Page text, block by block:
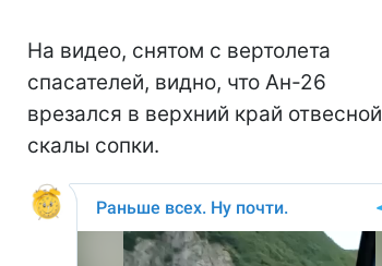
На видео, снятом с вертолета
спасателей, видно, что Ан-26
врезался в верхний край отвесной
скалы сопки.